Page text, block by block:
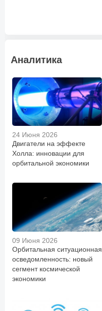
Аналитика
24 Июня 2026
Двигатели на эффекте
Холла: инновации для
орбитальной экономики
09 Июня 2026
Орбитальная ситуационная
осведомленность: новый
сегмент космической
экономики